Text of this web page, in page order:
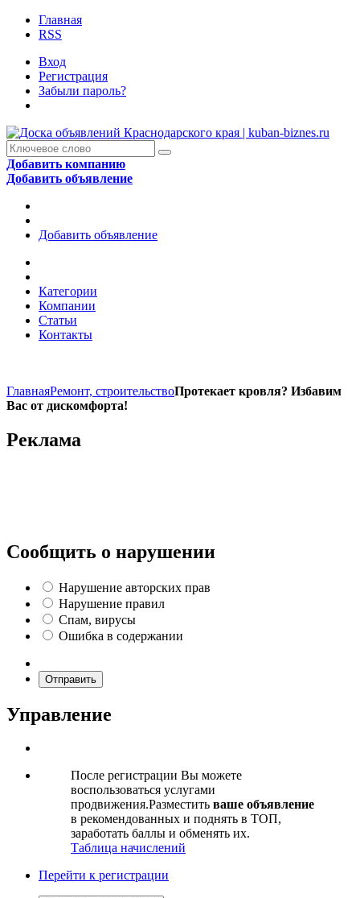
Главная
RSS
Вход
Регистрация
Забыли пароль?
Добавить компанию
Добавить объявление
Добавить объявление
Категории
Компании
Статьи
Контакты
ГлавнаяРемонт, строительствоПротекает кровля? Избавим
Вас от дискомфорта!
Реклама
Сообщить о нарушении
Нарушение авторских прав
Нарушение правил
Спам, вирусы
Ошибка в содержании
Отправить
Управление
После регистрации Вы можете
воспользоваться услугами
продвижения.Разместить ваше объявление
в рекомендованных и поднять в ТОП,
заработать баллы и обменять их.
Таблица начислений
Перейти к регистрации